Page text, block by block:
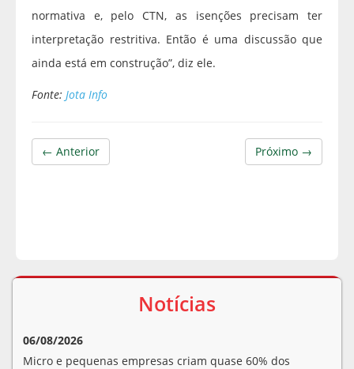
normativa e, pelo CTN, as isenções precisam ter
interpretação restritiva. Então é uma discussão que
ainda está em construção”, diz ele.
Fonte: Jota Info
Próximo →
← Anterior
Notícias
06/08/2026
Micro e pequenas empresas criam quase 60% dos